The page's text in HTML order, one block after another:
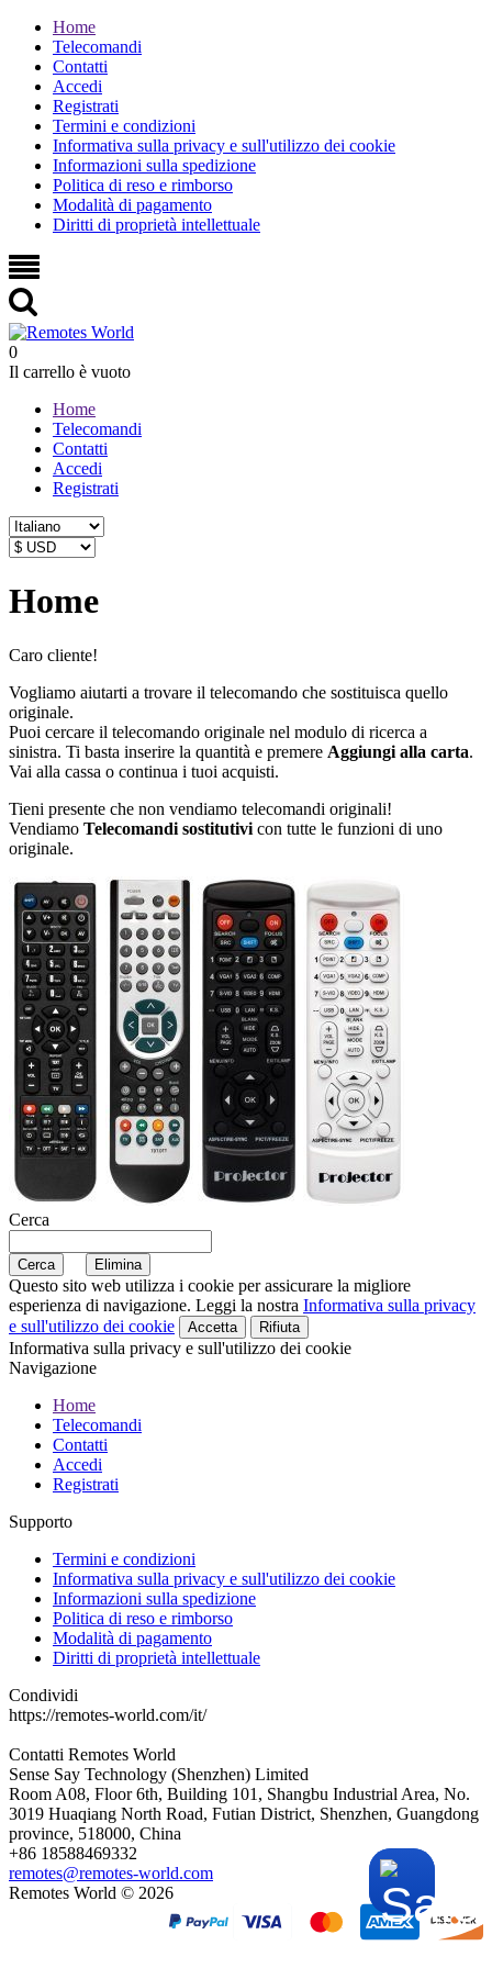
Home
Telecomandi
Contatti
Accedi
Registrati
Termini e condizioni
Informativa sulla privacy e sull'utilizzo dei cookie
Informazioni sulla spedizione
Politica di reso e rimborso
Modalità di pagamento
Diritti di proprietà intellettuale
0
Il carrello è vuoto
Home
Telecomandi
Contatti
Accedi
Registrati
Home
Caro cliente!
Vogliamo aiutarti a trovare il telecomando che sostituisca quello
originale.
Puoi cercare il telecomando originale nel modulo di ricerca a
sinistra. Ti basta inserire la quantità e premere Aggiungi alla carta.
Vai alla cassa o continua i tuoi acquisti.
Tieni presente che non vendiamo telecomandi originali!
Vendiamo Telecomandi sostitutivi con tutte le funzioni di uno
originale.
Cerca
Questo sito web utilizza i cookie per assicurare la migliore
esperienza di navigazione. Leggi la nostra Informativa sulla privacy
e sull'utilizzo dei cookie
Accetta Rifiuta
Informativa sulla privacy e sull'utilizzo dei cookie
Navigazione
Home
Telecomandi
Contatti
Accedi
Registrati
Supporto
Termini e condizioni
Informativa sulla privacy e sull'utilizzo dei cookie
Informazioni sulla spedizione
Politica di reso e rimborso
Modalità di pagamento
Diritti di proprietà intellettuale
Condividi
https://remotes-world.com/it/
Contatti Remotes World
Sense Say Technology (Shenzhen) Limited
Room A08, Floor 6th, Building 101, Shangbu Industrial Area, No.
3019 Huaqiang North Road, Futian District, Shenzhen, Guangdong
province, 518000, China
+86 18588469332
remotes@remotes-world.com
Remotes World © 2026